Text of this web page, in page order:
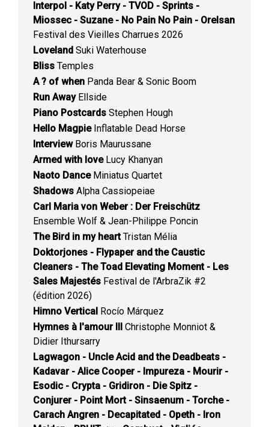
Interpol - Katy Perry - TVOD - Sprints -
Miossec - Suzane - No Pain No Pain - Orelsan
Festival des Vieilles Charrues 2026
Loveland Suki Waterhouse
Bliss Temples
A ? of when Panda Bear & Sonic Boom
Run AwayEllside
Piano Postcards Stephen Hough
Hello MagpieInflatable Dead Horse
InterviewBoris Maurussane
Armed with loveLucy Khanyan
Naoto DanceMiniatus Quartet
Shadows Alpha Cassiopeiae
Carl Maria von Weber : Der Freischütz
Ensemble Wolf & Jean-Philippe Poncin
The Bird in my heartTristan Mélia
Doktorjones - Flypaper and the Caustic
Cleaners - The Toad Elevating Moment - Les
Sales Majestés Festival de l'ArbraZik #2
(édition 2026)
Himno Vertical Rocío Márquez
Hymnes à l'amour III Christophe Monniot &
Didier Ithursarry
Lagwagon - Uncle Acid and the Deadbeats -
Kadavar - Alice Cooper - Impureza - Mourir -
Esodic - Crypta - Gridiron - Die Spitz -
Conjurer - Point Mort - Sinsaenum - Torche -
Carach Angren - Decapitated - Opeth - Iron